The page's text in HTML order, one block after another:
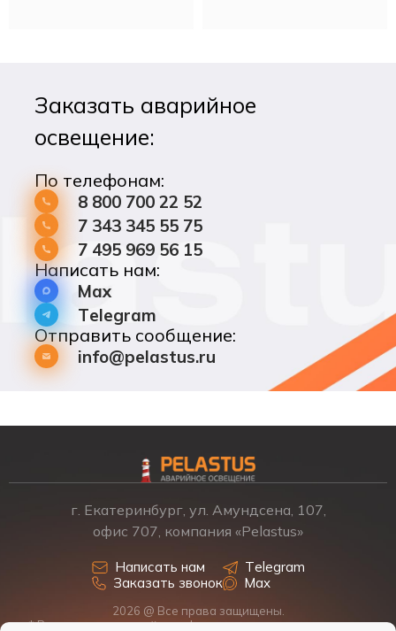
Заказать аварийное
освещение:
По телефонам:
8 800 700 22 52
7 343 345 55 75
7 495 969 56 15
Написать нам:
Max
Telegram
Отправить сообщение:
info@pelastus.ru
г. Екатеринбург, ул. Амундсена, 107,
офис 707, компания «Pelastus»
Написать нам
Заказать звонок
Telegram
Max
2026 @ Все права защищены.
* Размещенная на сайте информация о товарах и ценах не